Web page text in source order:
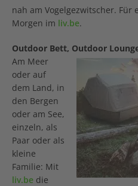
nah am Vogelgezwitscher. Für
Morgen im liv.be.
Outdoor Bett, Outdoor
Am Meer
oder auf
dem Land, in
den Bergen
oder am See,
einzeln, als
Paar oder als
kleine
Familie: Mit
liv.be die